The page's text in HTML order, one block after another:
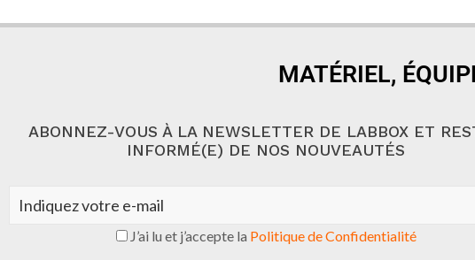
MATÉRIEL,
ABONNEZ-VOUS À LA NEWSLETTER DE LABBOX ET
INFORMÉ(E) DE NOS NOUVEAUTÉS
J’ai lu et j’accepte la Politique de Confidentialité